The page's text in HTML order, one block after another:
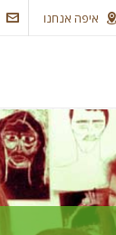
איפה אנחנו